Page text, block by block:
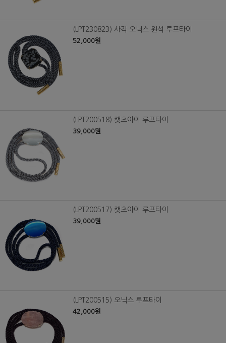
(LPT230823) 사각 오닉스 원석 루프타이
52,000원
(LPT200518) 캣츠아이 루프타이
39,000원
(LPT200517) 캣츠아이 루프타이
39,000원
(LPT200515) 오닉스 루프타이
42,000원